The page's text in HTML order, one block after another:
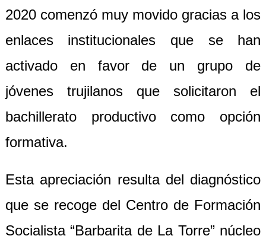
2020 comenzó muy movido gracias a los
enlaces institucionales que se han
activado en favor de un grupo de
jóvenes trujilanos que solicitaron el
bachillerato productivo como opción
formativa.
Esta apreciación resulta del diagnóstico
que se recoge del Centro de Formación
Socialista “Barbarita de La Torre” núcleo